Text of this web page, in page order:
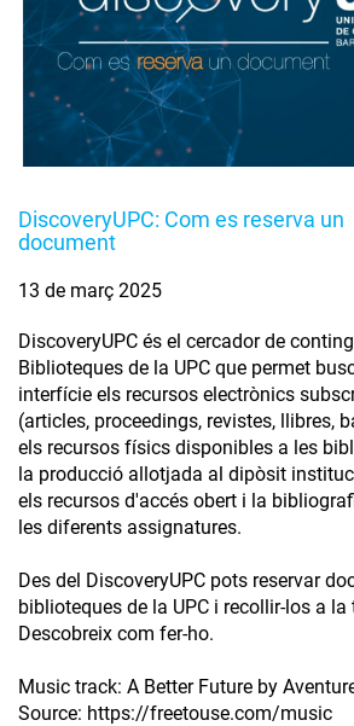
DiscoveryUPC: Com es reserva un
document
13 de març 2025
DiscoveryUPC és el cercador de
Biblioteques de la UPC que permet
interfície els recursos electrònics
(articles, proceedings, revistes, llibres,
els recursos físics disponibles a les
la producció allotjada al dipòsit
els recursos d'accés obert i la
les diferents assignatures.
Des del DiscoveryUPC pots reservar
biblioteques de la UPC i recollir-los a
Descobreix com fer-ho.
Music track: A Better Future by
Source: https://freetouse.com/music